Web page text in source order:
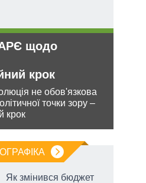
щодо
крок
не обов'язкова
точки зору –
крок
Як змінився бюджет